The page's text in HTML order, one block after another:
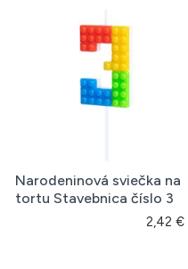
Narodeninová sviečka na
tortu Stavebnica číslo 3
2,42 €